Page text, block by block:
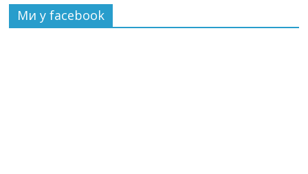
Ми у facebook